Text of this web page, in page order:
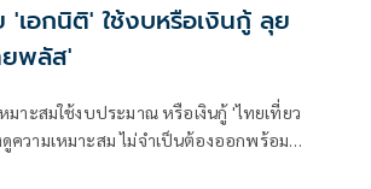
เอกนิติ' ใช้งบหรือเงินกู้ ลุย
ยพลัส'
มาะสมใช้งบประมาณ หรือเงินกู้ 'ไทยเที่ยว
ความเหมาะสม ไม่จำเป็นต้องออกพร้อม